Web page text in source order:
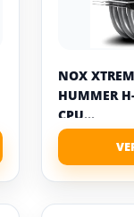
NOX
HUMMER
CPU...